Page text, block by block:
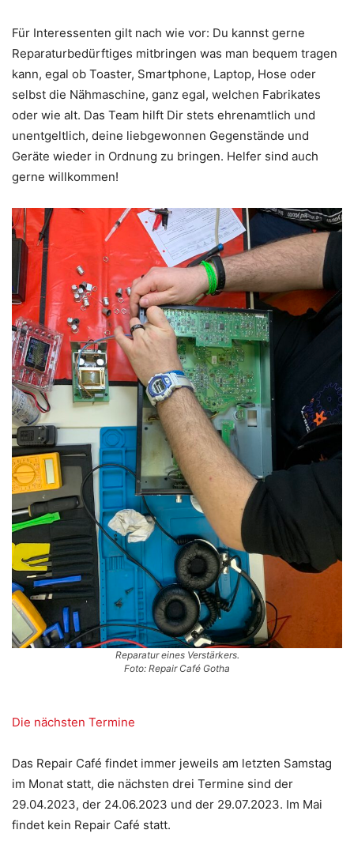
Für Interessenten gilt nach wie vor: Du kannst gerne
Reparaturbedürftiges mitbringen was man bequem tragen
kann, egal ob Toaster, Smartphone, Laptop, Hose oder
selbst die Nähmaschine, ganz egal, welchen Fabrikates
oder wie alt. Das Team hilft Dir stets ehrenamtlich und
unentgeltlich, deine liebgewonnen Gegenstände und
Geräte wieder in Ordnung zu bringen. Helfer sind auch
gerne willkommen!
Reparatur eines Verstärkers.
Foto: Repair Café Gotha
Die nächsten Termine
Das Repair Café findet immer jeweils am letzten Samstag
im Monat statt, die nächsten drei Termine sind der
29.04.2023, der 24.06.2023 und der 29.07.2023. Im Mai
findet kein Repair Café statt.